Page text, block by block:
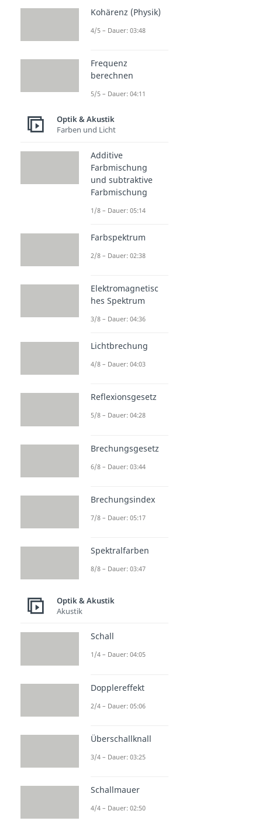
Kohärenz (Physik)
4/5 – Dauer: 03:48
Frequenz
berechnen
5/5 – Dauer: 04:11
Optik & Akustik
Farben und Licht
Additive
Farbmischung
und subtraktive
Farbmischung
1/8 – Dauer: 05:14
Farbspektrum
2/8 – Dauer: 02:38
Elektromagnetisc
hes Spektrum
3/8 – Dauer: 04:36
Lichtbrechung
4/8 – Dauer: 04:03
Reflexionsgesetz
5/8 – Dauer: 04:28
Brechungsgesetz
6/8 – Dauer: 03:44
Brechungsindex
7/8 – Dauer: 05:17
Spektralfarben
8/8 – Dauer: 03:47
Optik & Akustik
Akustik
Schall
1/4 – Dauer: 04:05
Dopplereffekt
2/4 – Dauer: 05:06
Überschallknall
3/4 – Dauer: 03:25
Schallmauer
4/4 – Dauer: 02:50